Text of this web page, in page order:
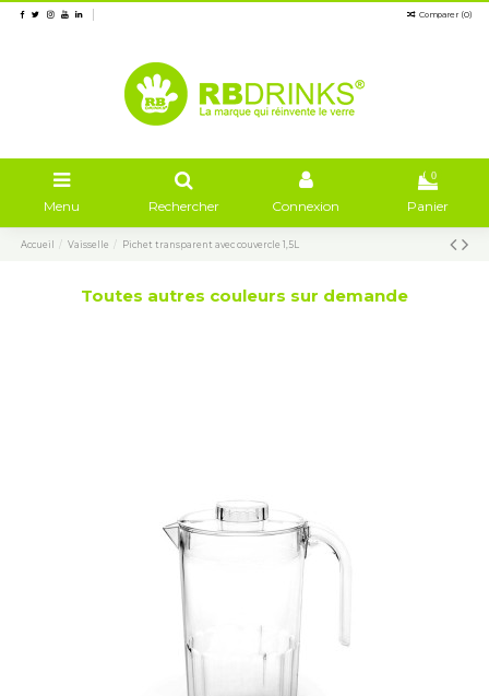
Comparer (0)
Menu Rechercher Connexion
0
Panier
Accueil Vaisselle Pichet transparent avec couvercle 1,5L
Toutes autres couleurs sur demande